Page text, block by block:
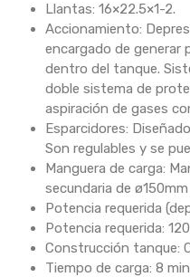
Llantas: 16×22.5×1-2.
Accionamiento:
encargado de generar
dentro del tanque.
doble sistema de
aspiración de gases
Esparcidores:
Son regulables y se
Manguera de carga:
secundaria de
Potencia requerida
Potencia requerida:
Construcción tanque:
Tiempo de carga: 8